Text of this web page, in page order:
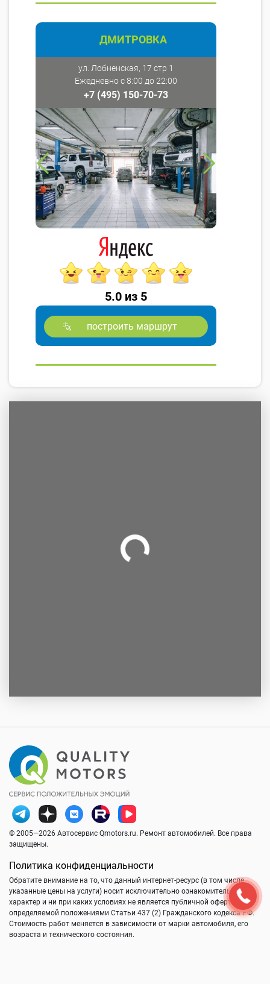
ДМИТРОВКА
ул. Лобненская, 17 стр 1
Ежедневно с 8:00 до 22:00
+7 (495) 150-70-73
5.0 из 5
построить маршрут
© 2005—2026 Автосервис Qmotors.ru. Ремонт автомобилей. Все права
защищены.
Политика конфиденциальности
Обратите внимание на то, что данный интернет-ресурс (в том числе
указанные цены на услуги) носит исключительно ознакомительный
характер и ни при каких условиях не является публичной офертой,
определяемой положениями Статьи 437 (2) Гражданского кодекса РФ.
Стоимость работ меняется в зависимости от марки автомобиля, его
возраста и технического состояния.